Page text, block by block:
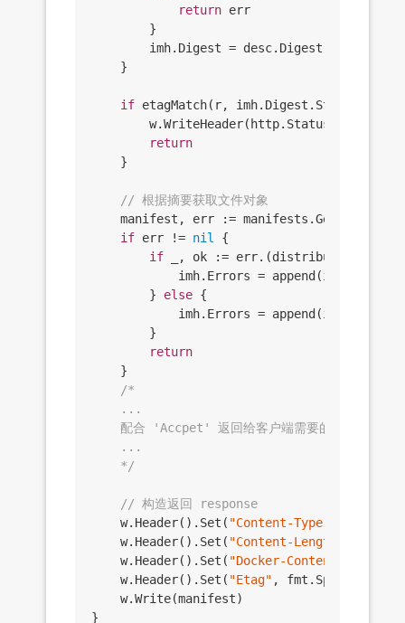
return err
if etagMatch(r, imh.Digest.String()) {
return
// 根据摘要获取文件对象
if err != nil
{
if _, ok :=
			imh.Errors =
append (imh.Errors,
		}
else {
			imh.Errors =
append (imh.Errors,
return
/*
	*/
// 构造返回 response
	w.Header().Set(
"Content-Type"
	w.Header().Set(
"Content-Length"
	w.Header().Set(
"Docker-Content-Digest"
	w.Header().Set(
"Etag" , fmt.Sprintf(